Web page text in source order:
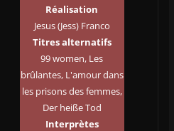
Réalisation
Jesus (Jess) Franco
Titres alternatifs
99 women, Les
brûlantes, L'amour dans
les prisons des femmes,
Der heiße Tod
Interprètes